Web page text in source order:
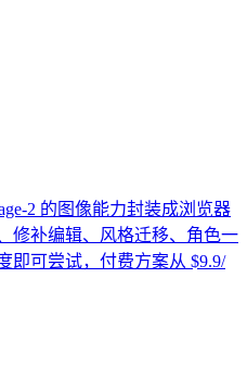
2 的图像能力封装成浏览器
修补编辑、风格迁移、角色一
即可尝试，付费方案从 $9.9/